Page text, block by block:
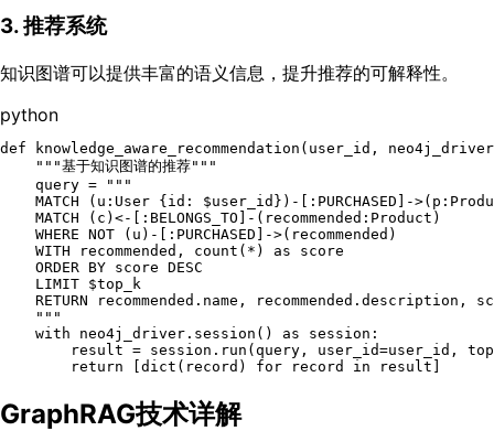
3. 推荐系统
知识图谱可以提供丰富的语义信息，提升推荐的可解释性。
python
def knowledge_aware_recommendation ( user_id,
"""基于知识图谱的推荐"""
    query =
"""
MATCH (u:User {id: $user_id})-[:PURCHASED]-
    MATCH (c)<-[:BELONGS_TO]-(recommended:Product)
    WHERE NOT (u)-[:PURCHASED]->(recommended)
    WITH recommended, count(*) as score
    ORDER BY score DESC
    LIMIT $top_k
RETURN recommended.name, recommended.description,
    """
with neo4j_driver.session() as session:
result = session.run(query, user_id=user_id,
return [dict (record) for record in
GraphRAG技术详解